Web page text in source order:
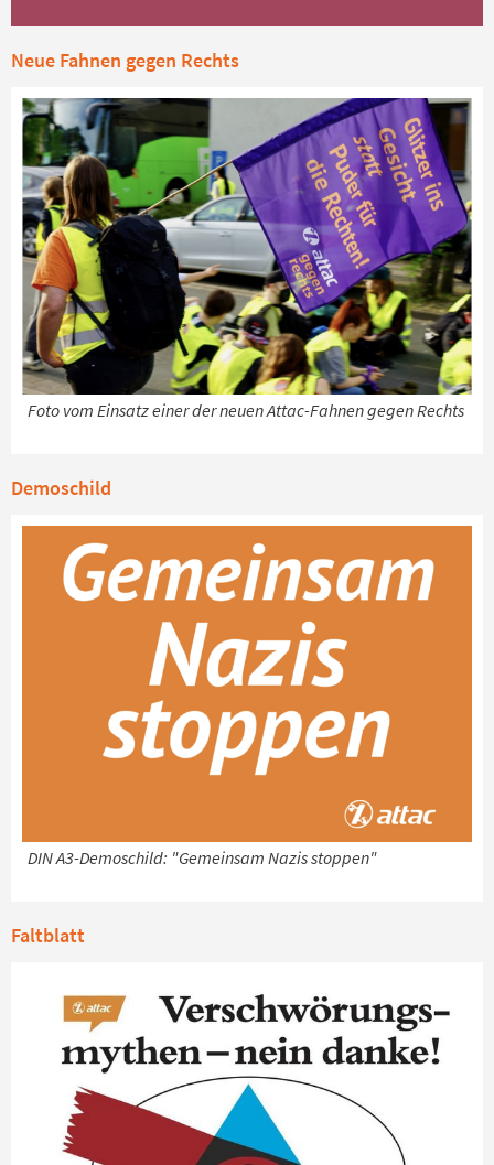
Neue Fahnen gegen Rechts
Foto vom Einsatz einer der neuen Attac-Fahnen gegen Rechts
Demoschild
DIN A3-Demoschild: "Gemeinsam Nazis stoppen"
Faltblatt